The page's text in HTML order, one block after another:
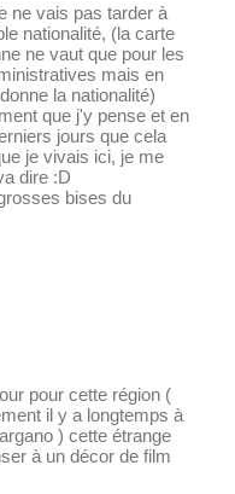
ne vais pas tarder à
nationalité, (la carte
ne vaut que pour les
mais en
la nationalité)
que j'y pense et en
jours que cela
je vivais ici, je me
dire :D
bises du
pour cette région (
il y a longtemps à
) cette étrange
à un décor de film